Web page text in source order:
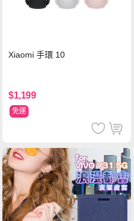
Xiaomi 手環 10
$1,199
免運